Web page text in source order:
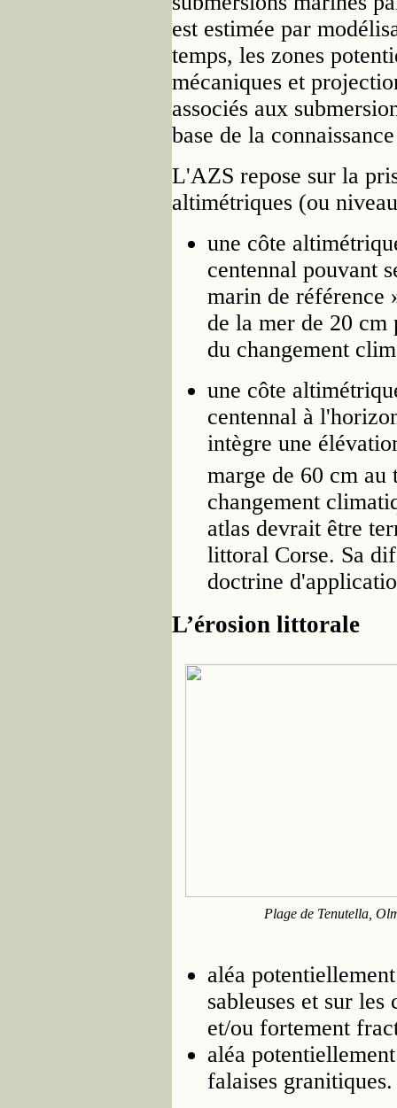
est estimée par
temps, les zones
mécaniques et
associés aux
base de la
L'AZS repose sur la
altimétriques (ou
une côte
centennal pouvant
marin de référence
de la mer de 20 cm
du changement
une côte
centennal à
intègre une
marge de 60 cm
changement
atlas devrait être
littoral Corse. Sa
doctrine
L’érosion littorale
Plage de Tenutella,
aléa
sableuses et sur
et/ou fortement
aléa
falaises granitiques.